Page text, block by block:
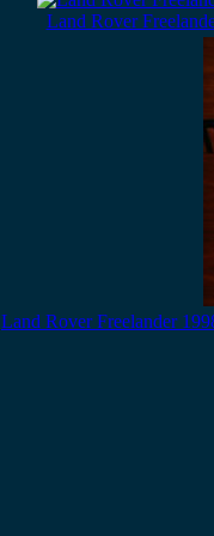
Land Rover
Land Rover Freelander